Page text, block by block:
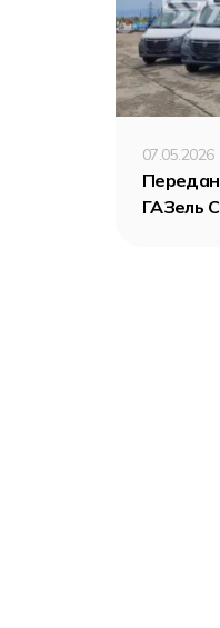
07.05.2026
ГАЗель